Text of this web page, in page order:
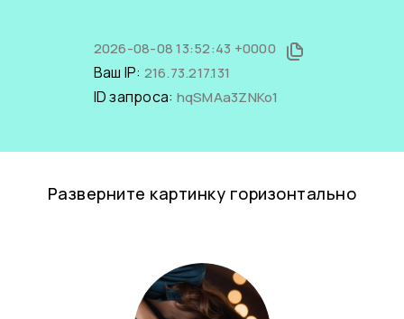
2026-08-08 13:52:43 +0000
Ваш IP: 216.73.217.131
ID запроса: hqSMAa3ZNKo1
Разверните картинку горизонтально